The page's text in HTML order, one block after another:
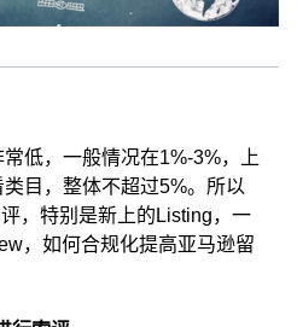
低，一般情况在1%-3%，上
目，整体不超过5%。所以
，特别是新上的Listing，一
，如何合规化提高亚马逊留